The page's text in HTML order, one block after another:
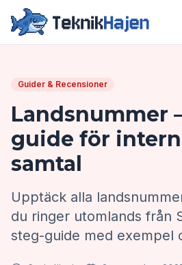
Hoppa till huvudinnehåll
Guider & Recensioner
Landsnummer
guide för
samtal
Upptäck alla
du ringer utomlands från
steg-guide med exempel